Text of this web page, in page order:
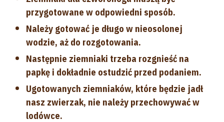
przygotowane w odpowiedni sposób.
Należy gotować je długo w nieosolonej
wodzie, aż do rozgotowania.
Następnie ziemniaki trzeba rozgnieść na
papkę i dokładnie ostudzić przed podaniem.
Ugotowanych ziemniaków, które będzie jadł
nasz zwierzak, nie należy przechowywać w
lodówce.